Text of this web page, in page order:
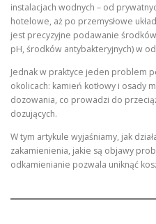
instalacjach wodnych – od
hotelowe, aż po przemysłowe
jest precyzyjne podawanie
pH, środków antybakteryjnych) w
Jednak w praktyce jeden problem
okolicach: kamień kotłowy i osady
dozowania, co prowadzi do
dozujących.
W tym artykule wyjaśniamy, jak
zakamienienia, jakie są objawy
odkamienianie pozwala uniknąć